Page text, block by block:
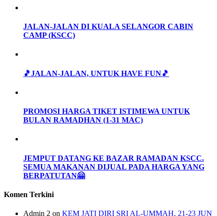
JALAN-JALAN DI KUALA SELANGOR CABIN
CAMP (KSCC)
🎵JALAN-JALAN, UNTUK HAVE FUN🎵
PROMOSI HARGA TIKET ISTIMEWA UNTUK
BULAN RAMADHAN (1-31 MAC)
JEMPUT DATANG KE BAZAR RAMADAN KSCC.
SEMUA MAKANAN DIJUAL PADA HARGA YANG
BERPATUTAN🤗
Komen Terkini
Admin 2 on KEM JATI DIRI SRI AL-UMMAH, 21-23 JUN